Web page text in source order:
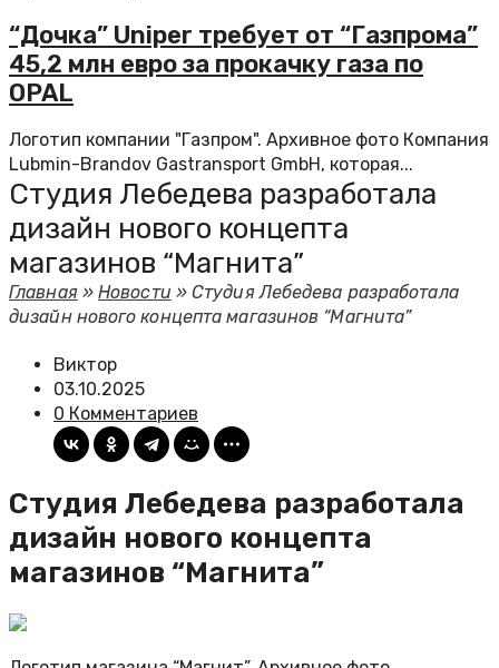
“Дочка” Uniper требует от “Газпрома”
45,2 млн евро за прокачку газа по
OPAL
Логотип компании "Газпром". Архивное фото Компания
Lubmin-Brandov Gastransport GmbH, которая...
Студия Лебедева разработала
дизайн нового концепта
магазинов “Магнита”
Главная»Новости »Студия Лебедева разработала
дизайн нового концепта магазинов “Магнита”
Виктор
03.10.2025
0 Комментариев
Студия Лебедева разработала
дизайн нового концепта
магазинов “Магнита”